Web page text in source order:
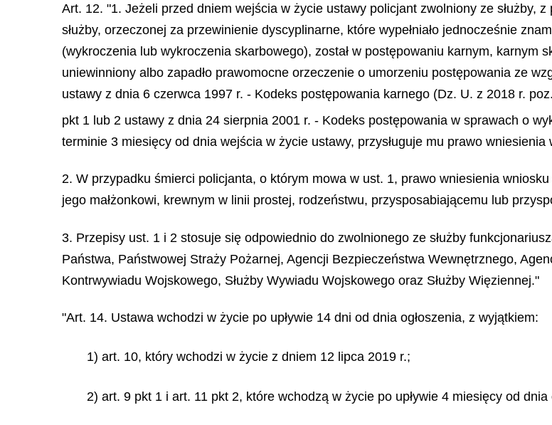
Art. 12. "1. Jeżeli przed dniem wejścia w życie ustawy policjant zwolniony ze służby,
służby, orzeczonej za przewinienie dyscyplinarne, które wypełniało jednocześnie
(wykroczenia lub wykroczenia skarbowego), został w postępowaniu karnym, karnym
uniewinniony albo zapadło prawomocne orzeczenie o umorzeniu postępowania ze
ustawy z dnia 6 czerwca 1997 r. - Kodeks postępowania karnego (Dz. U. z 2018 r.
pkt 1 lub 2 ustawy z dnia 24 sierpnia 2001 r. - Kodeks postępowania w sprawach o
terminie 3 miesięcy od dnia wejścia w życie ustawy, przysługuje mu prawo
2. W przypadku śmierci policjanta, o którym mowa w ust. 1, prawo wniesienia
jego małżonkowi, krewnym w linii prostej, rodzeństwu, przysposabiającemu lub
3. Przepisy ust. 1 i 2 stosuje się odpowiednio do zwolnionego ze służby
Państwa, Państwowej Straży Pożarnej, Agencji Bezpieczeństwa Wewnętrznego,
Kontrwywiadu Wojskowego, Służby Wywiadu Wojskowego oraz Służby Więziennej."
"Art. 14. Ustawa wchodzi w życie po upływie 14 dni od dnia ogłoszenia, z wyjątkiem:
1) art. 10, który wchodzi w życie z dniem 12 lipca 2019 r.;
2) art. 9 pkt 1 i art. 11 pkt 2, które wchodzą w życie po upływie 4 miesięcy od dnia